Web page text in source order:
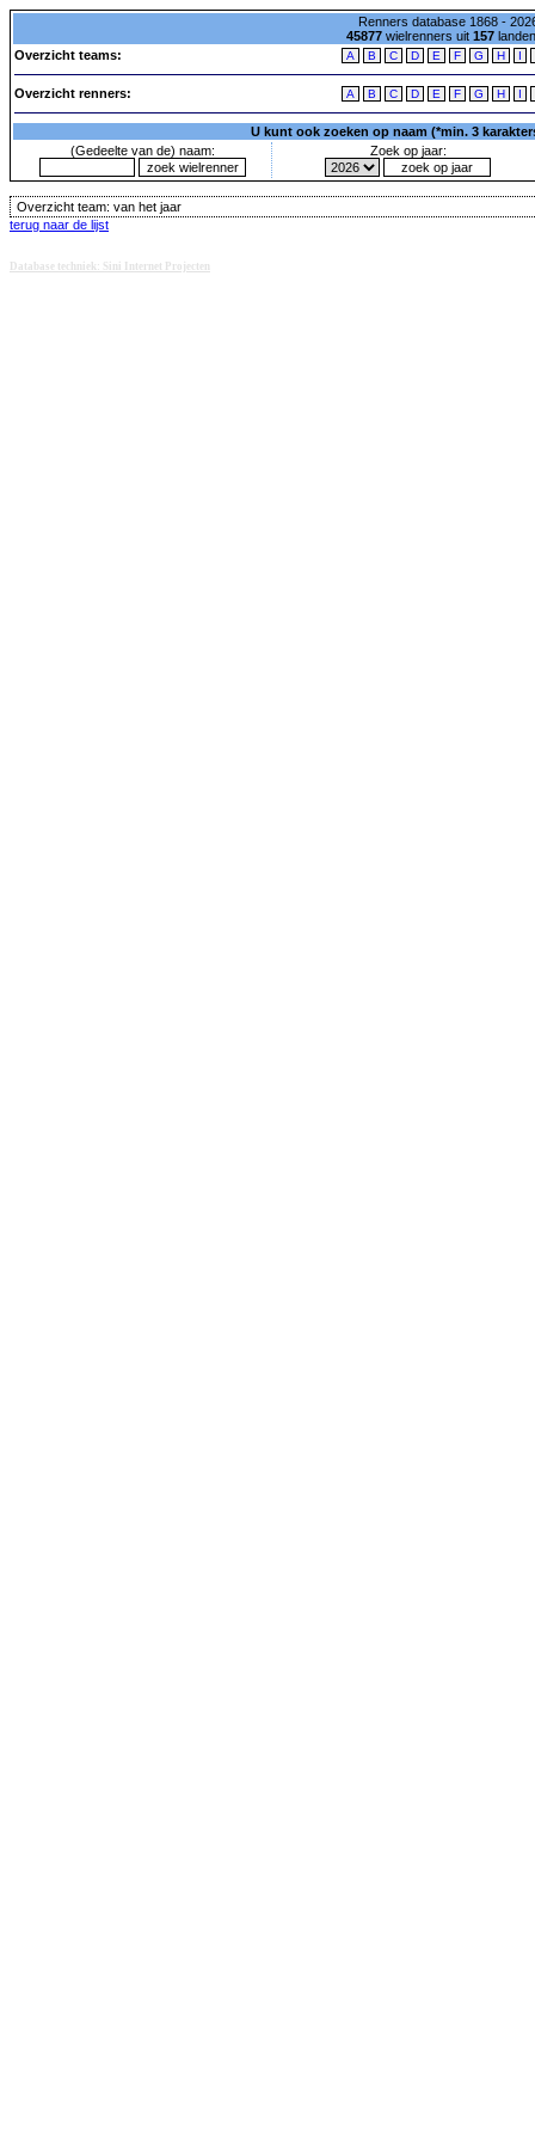
Renners database 1868 -
45877wielrenners uit 157
Overzicht teams:
A B C D E F G H I
Overzicht renners: A B C D E F G H I
U kunt ook zoeken op naam (*min. 3
(Gedeelte van de) naam:
Zoek op jaar:
Overzicht team: van het jaar
terug naar de lijst
Database techniek: Sini Internet Projecten